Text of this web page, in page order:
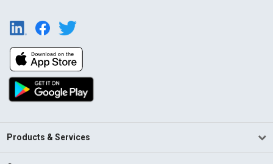
Products & Services